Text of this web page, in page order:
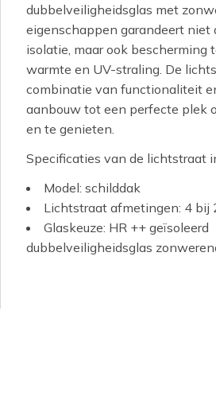
dubbelveiligheidsglas met
eigenschappen garandeert niet
isolatie, maar ook bescherming
warmte en UV-straling. De
combinatie van functionaliteit
aanbouw tot een perfecte plek
en te genieten.
Specificaties van de lichtstraat
Model: schilddak
Lichtstraat afmetingen: 4 bij
Glaskeuze: HR ++ geïsoleerd
dubbelveiligheidsglas